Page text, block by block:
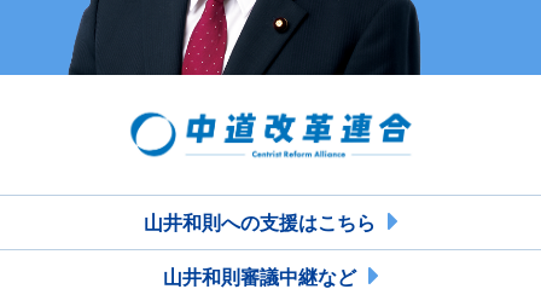
山井和則への支援はこちら
山井和則審議中継など